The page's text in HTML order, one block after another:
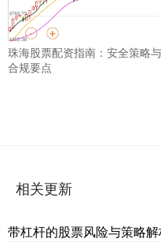
珠海股票配资指南：安全策略与
合规要点
相关更新
带杠杆的股票风险与策略